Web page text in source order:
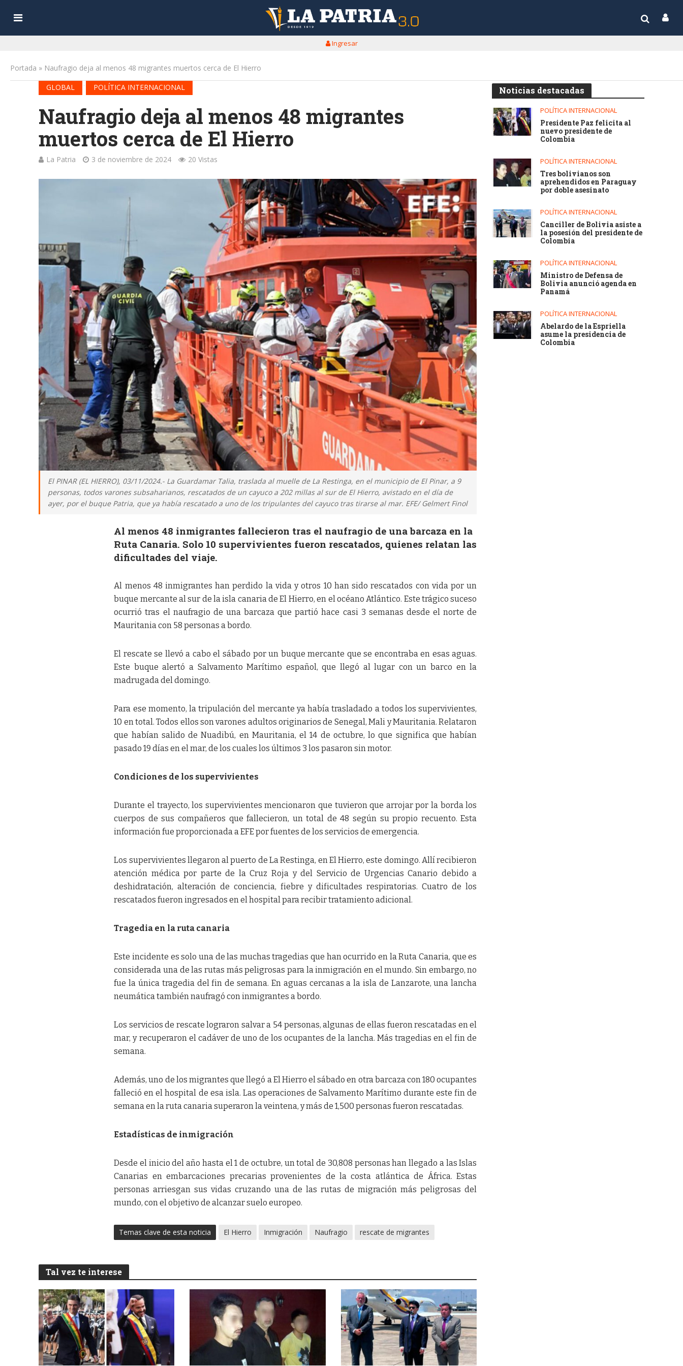
Ingresar
Portada » Naufragio deja al menos 48 migrantes muertos cerca de El Hierro
GLOBAL
POLÍTICA INTERNACIONAL
Naufragio deja al menos 48 migrantes
muertos cerca de El Hierro
La Patria 3 de noviembre de 2024 20 Vistas
El PINAR (EL HIERRO), 03/11/2024.- La Guardamar Talia, traslada al muelle de La Restinga, en el municipio de El Pinar, a 9
personas, todos varones subsaharianos, rescatados de un cayuco a 202 millas al sur de El Hierro, avistado en el día de
ayer, por el buque Patria, que ya había rescatado a uno de los tripulantes del cayuco tras tirarse al mar. EFE/ Gelmert Finol
Al menos 48 inmigrantes fallecieron tras el naufragio de una barcaza en la
Ruta Canaria. Solo 10 supervivientes fueron rescatados, quienes relatan las
dificultades del viaje.
Al menos 48 inmigrantes han perdido la vida y otros 10 han sido rescatados con vida por un
buque mercante al sur de la isla canaria de El Hierro, en el océano Atlántico. Este trágico suceso
ocurrió tras el naufragio de una barcaza que partió hace casi 3 semanas desde el norte de
Mauritania con 58 personas a bordo.
El rescate se llevó a cabo el sábado por un buque mercante que se encontraba en esas aguas.
Este buque alertó a Salvamento Marítimo español, que llegó al lugar con un barco en la
madrugada del domingo.
Para ese momento, la tripulación del mercante ya había trasladado a todos los supervivientes,
10 en total. Todos ellos son varones adultos originarios de Senegal, Mali y Mauritania. Relataron
que habían salido de Nuadibú, en Mauritania, el 14 de octubre, lo que significa que habían
pasado 19 días en el mar, de los cuales los últimos 3 los pasaron sin motor.
Condiciones de los supervivientes
Durante el trayecto, los supervivientes mencionaron que tuvieron que arrojar por la borda los
cuerpos de sus compañeros que fallecieron, un total de 48 según su propio recuento. Esta
información fue proporcionada a EFE por fuentes de los servicios de emergencia.
Los supervivientes llegaron al puerto de La Restinga, en El Hierro, este domingo. Allí recibieron
atención médica por parte de la Cruz Roja y del Servicio de Urgencias Canario debido a
deshidratación, alteración de conciencia, fiebre y dificultades respiratorias. Cuatro de los
rescatados fueron ingresados en el hospital para recibir tratamiento adicional.
Tragedia en la ruta canaria
Este incidente es solo una de las muchas tragedias que han ocurrido en la Ruta Canaria, que es
considerada una de las rutas más peligrosas para la inmigración en el mundo. Sin embargo, no
fue la única tragedia del fin de semana. En aguas cercanas a la isla de Lanzarote, una lancha
neumática también naufragó con inmigrantes a bordo.
Los servicios de rescate lograron salvar a 54 personas, algunas de ellas fueron rescatadas en el
mar, y recuperaron el cadáver de uno de los ocupantes de la lancha. Más tragedias en el fin de
semana.
Además, uno de los migrantes que llegó a El Hierro el sábado en otra barcaza con 180 ocupantes
falleció en el hospital de esa isla. Las operaciones de Salvamento Marítimo durante este fin de
semana en la ruta canaria superaron la veintena, y más de 1,500 personas fueron rescatadas.
Estadísticas de inmigración
Desde el inicio del año hasta el 1 de octubre, un total de 30,808 personas han llegado a las Islas
Canarias en embarcaciones precarias provenientes de la costa atlántica de África. Estas
personas arriesgan sus vidas cruzando una de las rutas de migración más peligrosas del
mundo, con el objetivo de alcanzar suelo europeo.
Temas clave de esta noticia El Hierro Inmigración Naufragio rescate de migrantes
Tal vez te interese
Noticias destacadas
POLÍTICA INTERNACIONAL
Presidente Paz felicita al
nuevo presidente de
Colombia
POLÍTICA INTERNACIONAL
Tres bolivianos son
aprehendidos en Paraguay
por doble asesinato
POLÍTICA INTERNACIONAL
Canciller de Bolivia asiste a
la posesión del presidente de
Colombia
POLÍTICA INTERNACIONAL
Ministro de Defensa de
Bolivia anunció agenda en
Panamá
POLÍTICA INTERNACIONAL
Abelardo de la Espriella
asume la presidencia de
Colombia